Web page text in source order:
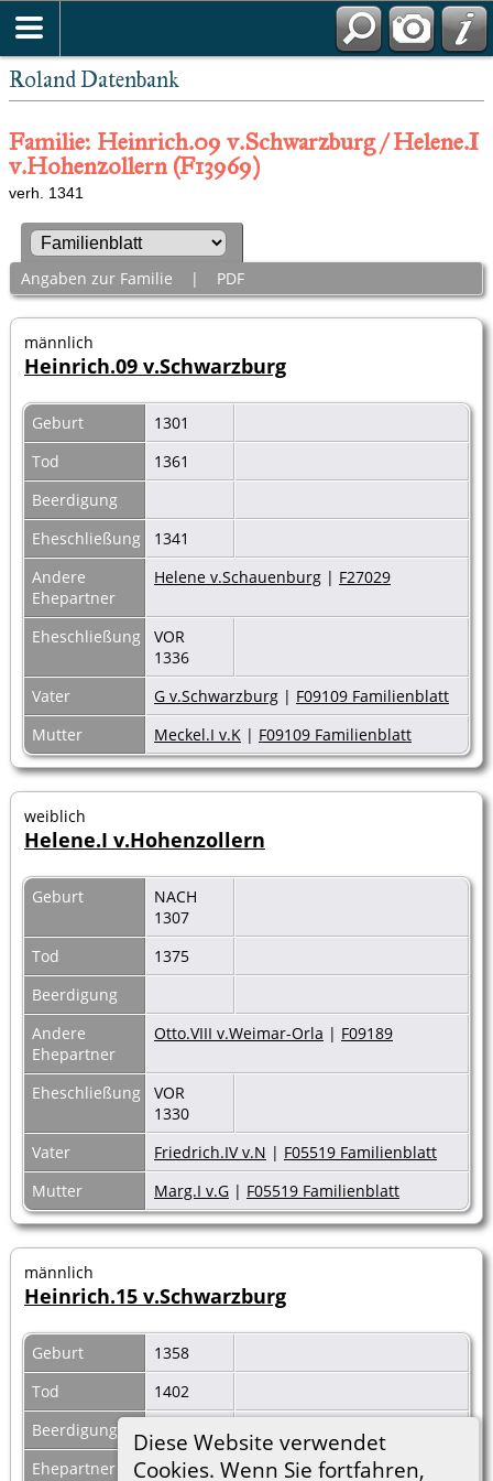
Roland Datenbank
Diese Website verwendet
Cookies. Wenn Sie fortfahren,
Familie: Heinrich.09 v.Schwarzburg / Helene.I
v.Hohenzollern (F13969)
verh. 1341
Angaben zur Familie | PDF
männlich
Heinrich.09 v.Schwarzburg
Geburt
1301
Tod
1361
Beerdigung
Eheschließung
1341
Andere
Ehepartner
Helene v.Schauenburg | F27029
Eheschließung
VOR
1336
Vater
G v.Schwarzburg | F09109 Familienblatt
Mutter
Meckel.I v.K | F09109 Familienblatt
weiblich
Helene.I v.Hohenzollern
Geburt
NACH
1307
Tod
1375
Beerdigung
Andere
Ehepartner
Otto.VIII v.Weimar-Orla | F09189
Eheschließung
VOR
1330
Vater
Friedrich.IV v.N | F05519 Familienblatt
Mutter
Marg.I v.G | F05519 Familienblatt
männlich
Heinrich.15 v.Schwarzburg
Geburt
1358
Tod
1402
Beerdigung
Ehepartner
Anna v.Plauen| F23086